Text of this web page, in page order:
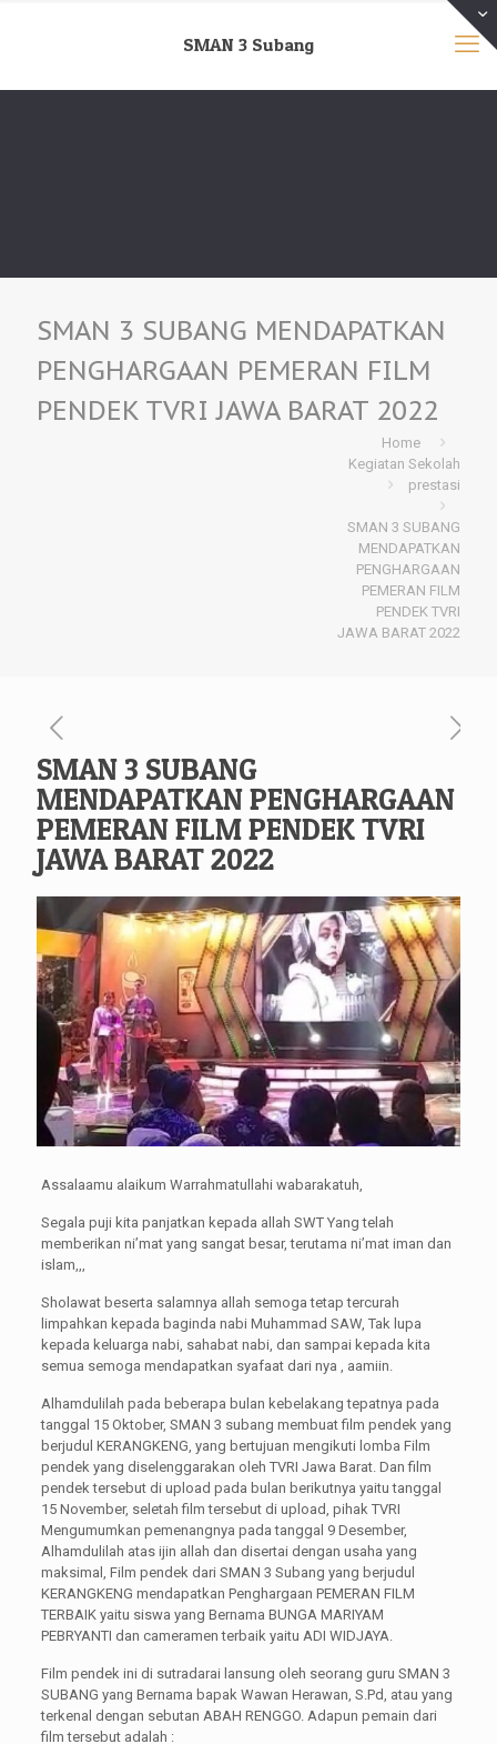
SMAN 3 Subang
SMAN 3 SUBANG MENDAPATKAN
PENGHARGAAN PEMERAN FILM
PENDEK TVRI JAWA BARAT 2022
Home
Kegiatan Sekolah
prestasi
SMAN 3 SUBANG
MENDAPATKAN
PENGHARGAAN
PEMERAN FILM
PENDEK TVRI
JAWA BARAT 2022
SMAN 3 SUBANG
MENDAPATKAN PENGHARGAAN
PEMERAN FILM PENDEK TVRI
JAWA BARAT 2022
Assalaamu alaikum Warrahmatullahi wabarakatuh,
Segala puji kita panjatkan kepada allah SWT Yang telah
memberikan ni’mat yang sangat besar, terutama ni’mat iman dan
islam,,,
Sholawat beserta salamnya allah semoga tetap tercurah
limpahkan kepada baginda nabi Muhammad SAW, Tak lupa
kepada keluarga nabi, sahabat nabi, dan sampai kepada kita
semua semoga mendapatkan syafaat dari nya , aamiin.
Alhamdulilah pada beberapa bulan kebelakang tepatnya pada
tanggal 15 Oktober, SMAN 3 subang membuat film pendek yang
berjudul KERANGKENG, yang bertujuan mengikuti lomba Film
pendek yang diselenggarakan oleh TVRI Jawa Barat. Dan film
pendek tersebut di upload pada bulan berikutnya yaitu tanggal
15 November, seletah film tersebut di upload, pihak TVRI
Mengumumkan pemenangnya pada tanggal 9 Desember,
Alhamdulilah atas ijin allah dan disertai dengan usaha yang
maksimal, Film pendek dari SMAN 3 Subang yang berjudul
KERANGKENG mendapatkan Penghargaan PEMERAN FILM
TERBAIK yaitu siswa yang Bernama BUNGA MARIYAM
PEBRYANTI dan cameramen terbaik yaitu ADI WIDJAYA.
Film pendek ini di sutradarai lansung oleh seorang guru SMAN 3
SUBANG yang Bernama bapak Wawan Herawan, S.Pd, atau yang
terkenal dengan sebutan ABAH RENGGO. Adapun pemain dari
film tersebut adalah :